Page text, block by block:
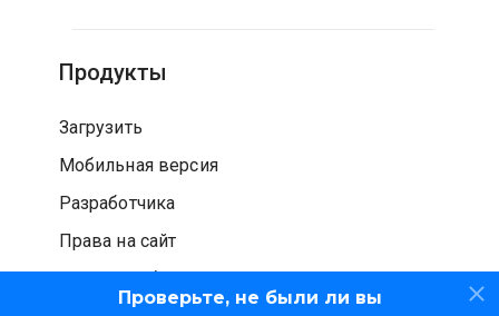
Проверьте, не были ли вы
Продукты
Загрузить
Мобильная версия
Разработчика
Права на сайт
Проверка безопасности